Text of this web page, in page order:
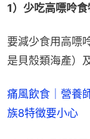
1）少吃高嘌呤食
要減少食用高嘌
是貝殼類海產）
痛風飲食｜營養
族8特徵要小心